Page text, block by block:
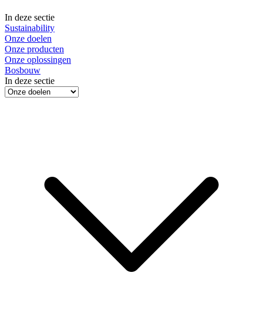
In deze sectie
Sustainability
Onze doelen
Onze producten
Onze oplossingen
Bosbouw
In deze sectie